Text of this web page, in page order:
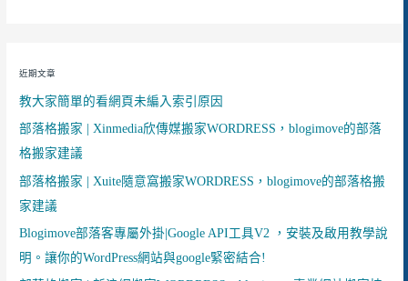
:
近期文章
教大家簡單的看網頁未編入索引原因
部落格搬家 | Xinmedia欣傳媒搬家WORDRESS，blogimove的部落
格搬家建議
部落格搬家 | Xuite隨意窩搬家WORDRESS，blogimove的部落格搬
家建議
Blogimove部落客專屬外掛|Google API工具V2 ，安裝及啟用教學說
明。讓你的WordPress網站與google緊密結合!